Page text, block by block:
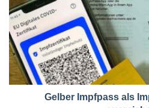
Gelber Impfpass als